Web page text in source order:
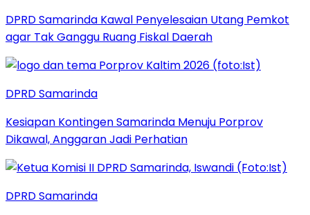
DPRD Samarinda Kawal Penyelesaian Utang Pemkot
agar Tak Ganggu Ruang Fiskal Daerah
DPRD Samarinda
Kesiapan Kontingen Samarinda Menuju Porprov
Dikawal, Anggaran Jadi Perhatian
DPRD Samarinda